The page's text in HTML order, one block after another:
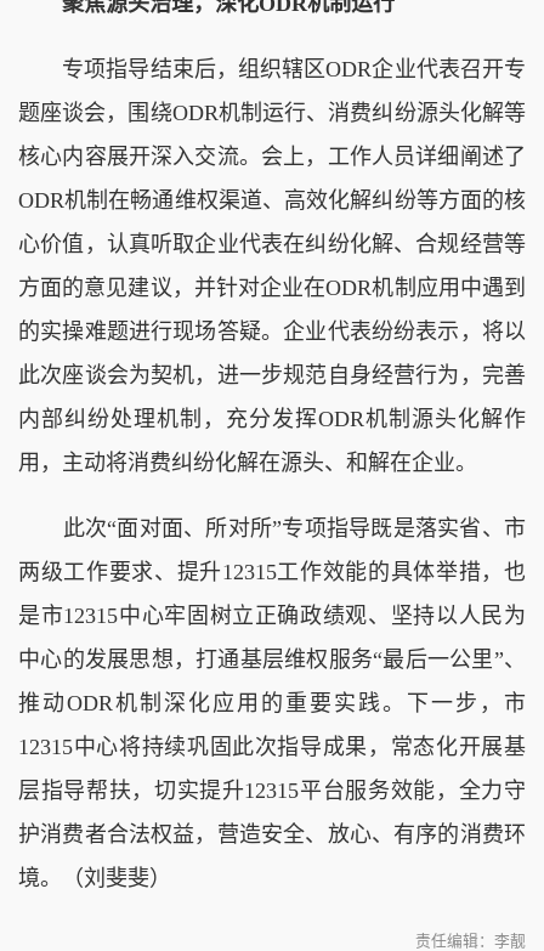
专项指导结束后，组织辖区ODR企业代表召开专
题座谈会，围绕ODR机制运行、消费纠纷源头化解等
核心内容展开深入交流。会上，工作人员详细阐述了
ODR机制在畅通维权渠道、高效化解纠纷等方面的核
心价值，认真听取企业代表在纠纷化解、合规经营等
方面的意见建议，并针对企业在ODR机制应用中遇到
的实操难题进行现场答疑。企业代表纷纷表示，将以
此次座谈会为契机，进一步规范自身经营行为，完善
内部纠纷处理机制，充分发挥ODR机制源头化解作
用，主动将消费纠纷化解在源头、和解在企业。
此次“面对面、所对所”专项指导既是落实省、市
两级工作要求、提升12315工作效能的具体举措，也
是市12315中心牢固树立正确政绩观、坚持以人民为
中心的发展思想，打通基层维权服务“最后一公里”、
推动ODR机制深化应用的重要实践。下一步，市
12315中心将持续巩固此次指导成果，常态化开展基
层指导帮扶，切实提升12315平台服务效能，全力守
护消费者合法权益，营造安全、放心、有序的消费环
境。（刘斐斐）
责任编辑：李靓